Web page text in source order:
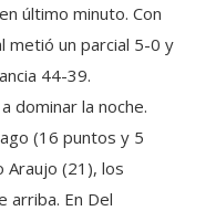
último minuto. Con
metió un parcial 5-0 y
44-39.
dominar la noche.
(16 puntos y 5
Araujo (21), los
arriba. En Del